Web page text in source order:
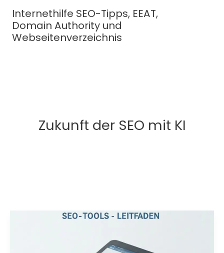
Inhalt
springen
Internethilfe SEO-Tipps, EEAT,
Domain Authority und
Webseitenverzeichnis
Zukunft der SEO mit KI